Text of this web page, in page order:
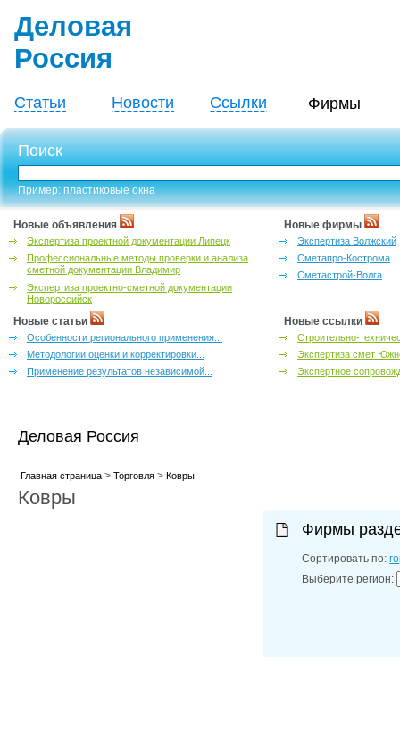
Деловая
Россия
Статьи Новости Ссылки Фирмы
Поиск
Пример: пластиковые окна
Новые объявления
Экспертиза проектной документации Липецк
Профессиональные методы проверки и анализа
сметной документации Владимир
Экспертиза проектно-сметной документации
Новороссийск
Новые фирмы
Экспертиза Волжский
Сметапро-Кострома
Сметастрой-Волга
Новые статьи
Особенности регионального применения...
Методологии оценки и корректировки...
Применение результатов независимой...
Новые ссылки
Строительно-
Экспертиза смет
Экспертное
Деловая Россия
Главная страница> Торговля> Ковры
Ковры
Фирмы
Сортировать по:
Выберите регион: